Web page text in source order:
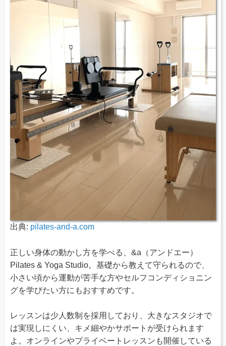
出典: pilates-and-a.com
正しい身体の動かし方を学べる、&a（アンドエー）
Pilates & Yoga Studio。基礎から教えて守られるので、
小さい頃から運動が苦手な方やセルフコンディショニン
グを学びたい方にもおすすめです。
レッスンは少人数制を採用しており、大きなスタジオで
は実現しにくい、キメ細やかサポートが受けられます
よ。オンラインやプライベートレッスンも開催している